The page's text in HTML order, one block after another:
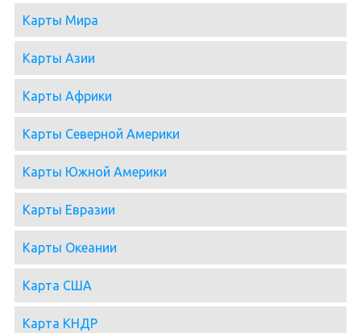
Карты Мира
Карты Азии
Карты Африки
Карты Северной Америки
Карты Южной Америки
Карты Евразии
Карты Океании
Карта США
Карта КНДР